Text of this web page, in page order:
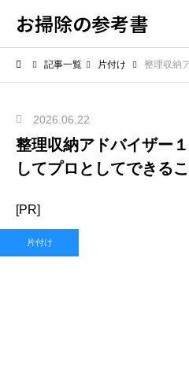
お掃除の参考書
記事一覧 片付け 整理収納アドバ
2026.06.22
整理収納アドバイザー
してプロとしてできる
[PR]
片付け